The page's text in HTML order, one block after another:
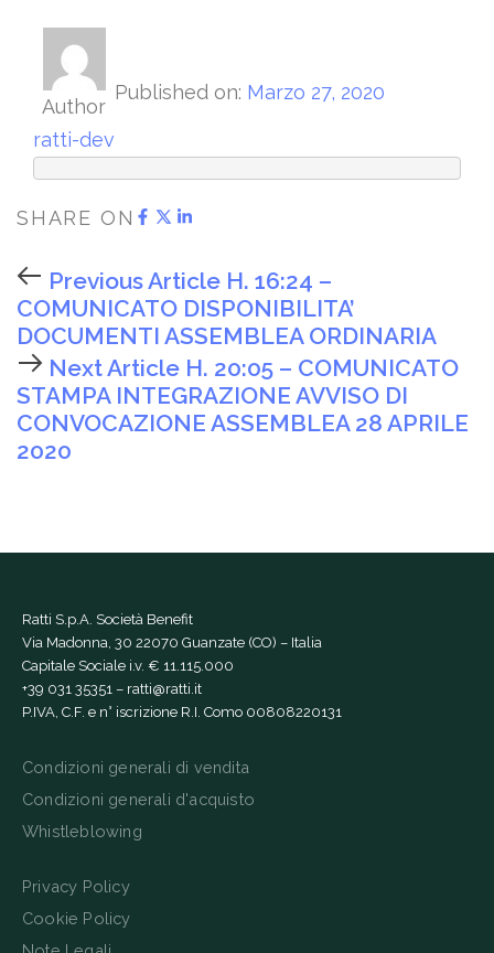
Author
ratti-dev
Published on: Marzo 27, 2020
SHARE ON
Previous Article H. 16:24 –
COMUNICATO DISPONIBILITA’
DOCUMENTI ASSEMBLEA ORDINARIA
Next Article H. 20:05 – COMUNICATO
STAMPA INTEGRAZIONE AVVISO DI
CONVOCAZIONE ASSEMBLEA 28 APRILE
2020
Ratti S.p.A. Società Benefit
Via Madonna, 30 22070 Guanzate (CO) – Italia
Capitale Sociale i.v. € 11.115.000
+39 031 35351 – ratti@ratti.it
P.IVA, C.F. e n° iscrizione R.I. Como 00808220131
Condizioni generali di vendita
Condizioni generali d'acquisto
Whistleblowing
Privacy Policy
Cookie Policy